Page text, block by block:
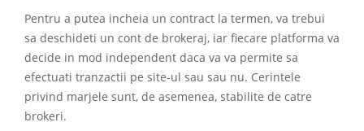
Pentru a putea incheia un contract la termen, va trebui
sa deschideti un cont de brokeraj, iar fiecare platforma va
decide in mod independent daca va va permite sa
efectuati tranzactii pe site-ul sau sau nu. Cerintele
privind marjele sunt, de asemenea, stabilite de catre
brokeri.